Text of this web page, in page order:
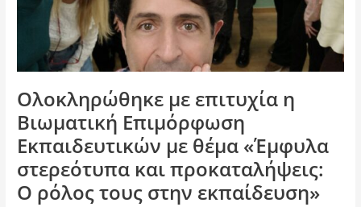
Ολοκληρώθηκε με επιτυχία η
Βιωματική Επιμόρφωση
Εκπαιδευτικών με θέμα «Έμφυλα
στερεότυπα και προκαταλήψεις:
Ο ρόλος τους στην εκπαίδευση»